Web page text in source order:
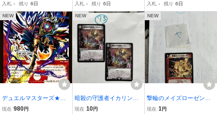
入札 - 残り 6日 入札 - 残り 6日 入札 - 残り 6日
NEW
デュエルマスターズ★
『ボルバルザーク・紫
現在 980円
NEW
暗殺の守護者イカリン
グ DMR08 30/55 2枚セ
現在 10円
NEW
撃輪のメイズローゼン 2
006 19/21/Y5
現在 1円